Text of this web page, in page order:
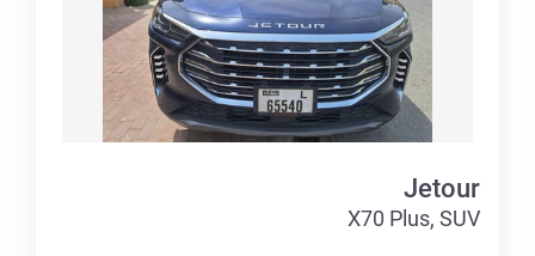
Jetour
X70 Plus, SUV